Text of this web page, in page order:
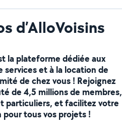
d’AlloVoisins
la plateforme dédiée aux
services et à la location de
de chez vous ! Rejoignez
de 4,5 millions de membres,
particuliers, et facilitez votre
tous vos projets !